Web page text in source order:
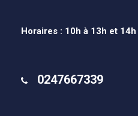
Horaires : 10h à 13h et 14h
0247667339